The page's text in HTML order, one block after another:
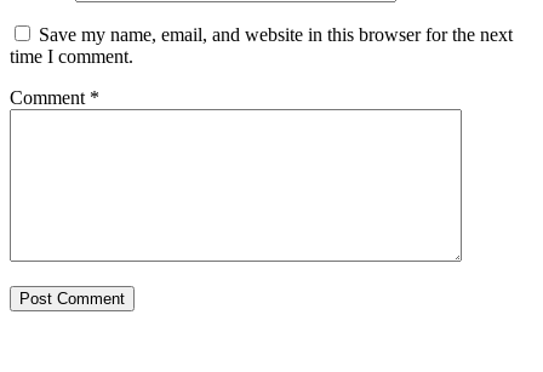
Save my name, email, and website in this browser for the next
time I comment.
Comment *